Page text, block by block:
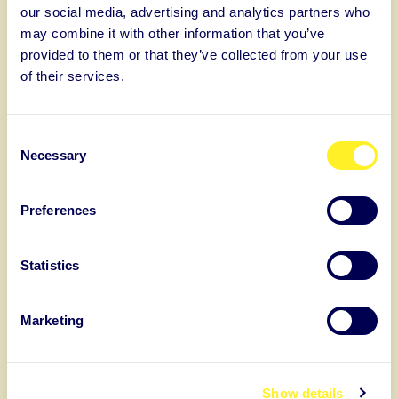
our social media, advertising and analytics partners who
may combine it with other information that you’ve
provided to them or that they’ve collected from your use
of their services.
Necessary
Preferences
Statistics
Marketing
Show details
Jobbezeichnung
Ich bin in HR- bzw. Personalentscheidungen involviert
Auntie Solutions Oy benötigt die Kontaktinformationen, die Sie uns zur Verfügung
stellen, um Sie bezüglich unserer Produkte und Dienstleistungen zu kontaktieren.
Informationen zum Abbestellen sowie unsere Datenschutzpraktiken und unsere